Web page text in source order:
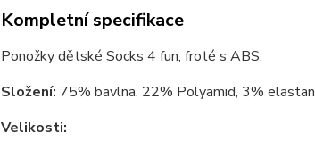
Kompletní specifikace
Ponožky dětské Socks 4 fun, froté s ABS.
Složení: 75% bavlna, 22% Polyamid, 3% elastan
Velikosti: